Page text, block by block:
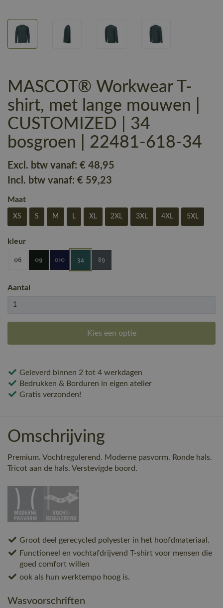
MASCOT® Workwear T-
shirt, met lange mouwen |
CUSTOMIZED | 34
bosgroen | 22481-618-34
Excl. btw vanaf: € 48,95
Incl. btw vanaf: € 59,23
Maat
XS S M L XL 2XL 3XL 4XL 5XL
kleur
Aantal
Kies een optie
Geleverd binnen 2 tot 4 werkdagen
Bedrukken & Borduren in eigen atelier
Gratis verzonden!
Omschrijving
Premium. Vochtregulerend. Moderne pasvorm. Ronde hals.
Tricot aan de hals. Verstevigde boord.
Groot deel gerecycled polyester in het hoofdmateriaal.
Functioneel en vochtafdrijvend T-shirt voor mensen die
goed comfort willen
ook als hun werktempo hoog is.
Wasvoorschriften